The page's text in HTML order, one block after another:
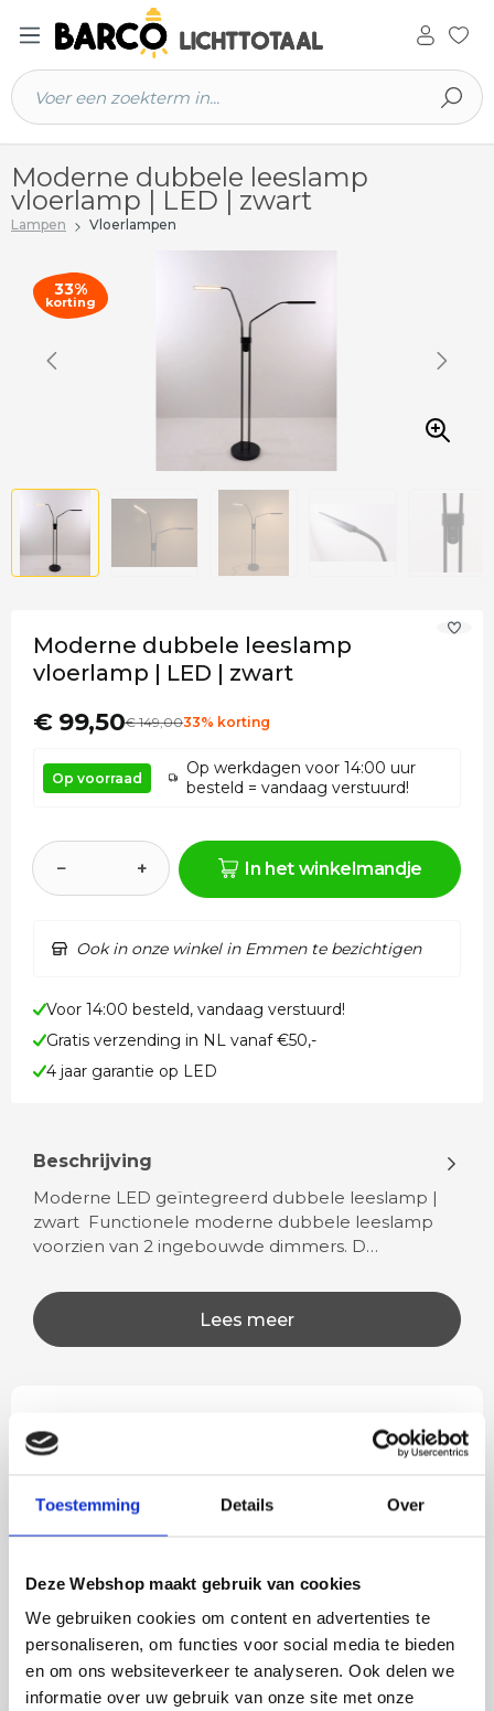
Toestemming Details Over
Deze Webshop maakt gebruik van cookies
We gebruiken cookies om content en advertenties te
personaliseren, om functies voor social media te bieden
en om ons websiteverkeer te analyseren. Ook delen we
informatie over uw gebruik van onze site met onze
hoofdinhoud
Moderne dubbele leeslamp
vloerlamp | LED | zwart
Lampen Vloerlampen
33%
korting
Moderne dubbele leeslamp
vloerlamp | LED | zwart
€ 99,50€149,0033% korting
Op voorraad
Op werkdagen voor 14:00 uur
besteld = vandaag verstuurd!
− + In het winkelmandje
Ook in onze winkel in Emmen te bezichtigen
Voor 14:00 besteld, vandaag verstuurd!
Gratis verzending in NL vanaf €50,-
4 jaar garantie op LED
Beschrijving
Moderne LED geïntegreerd dubbele leeslamp |
zwart Functionele moderne dubbele leeslamp
voorzien van 2 ingebouwde dimmers. D…
Lees meer
Rian
lamp heb uitgekozen en
besteld. De volgende dag
netjes en veilig verpakt.
leveren verliep vlot en
veel sfeer, het is ook
eenvoudig te